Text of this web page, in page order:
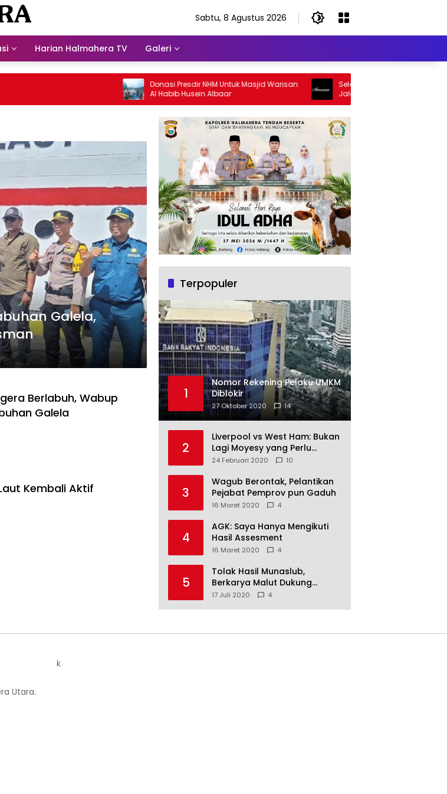
Sabtu, 8 Agustus 2026
Harian Halmahera TV Galeri
Donasi Presdir NHM Untuk Masjid Warisan
Al Habib Husein Albaar
Selamat Jalan Sang Inspirator,
Jalan Abangku Yuslam Idris
Galela,
Berlabuh, Wabup
Galela
Kembali Aktif
Terpopuler
1
Nomor Rekening Pelaku UMKM
Diblokir
27 Oktober 2020 14
2
Liverpool vs West Ham: Bukan
Lagi Moyesy yang Perlu
Ditakuti
24 Februari 2020 10
3
Wagub Berontak, Pelantikan
Pejabat Pemprov pun Gaduh
16 Maret 2020 4
4
AGK: Saya Hanya Mengikuti
Hasil Assesment
16 Maret 2020 4
5
Tolak Hasil Munaslub,
Berkarya Malut Dukung
Tommy Soeharto
17 Juli 2020 4
Utara.
k